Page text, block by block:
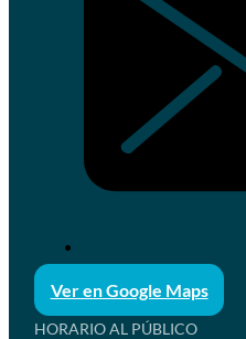
Ver en Google Maps
HORARIO AL PÚBLICO